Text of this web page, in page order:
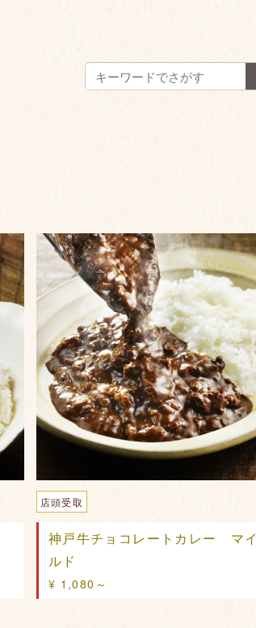
店頭受取
神戸牛チョコレートカレー マイ
ルド
¥ 1,080～